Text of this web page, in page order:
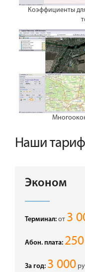
Коэффициенты
Наши
Эконом
Терминал: от 3
Абон. плата: 250
За год: 3 000